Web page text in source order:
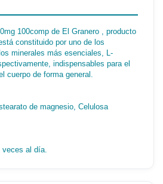
100comp de El Granero , producto
constituido por uno de los
minerales más esenciales, L-
indispensables para el
cuerpo de forma general.
de magnesio, Celulosa
al día.